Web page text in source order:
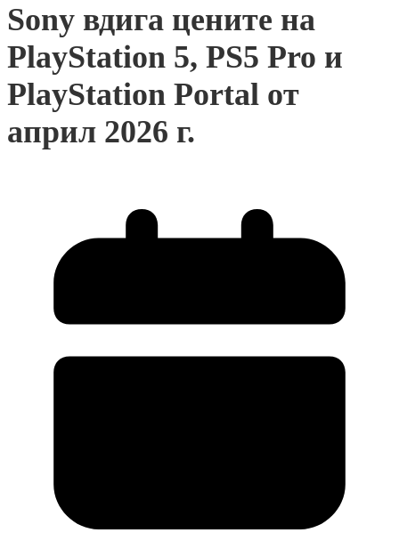
Sony вдига цените на
PlayStation 5, PS5 Pro и
PlayStation Portal от
април 2026 г.